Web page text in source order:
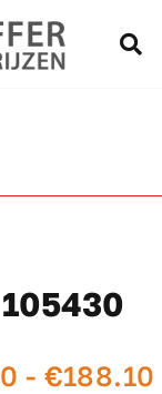
- €188.10